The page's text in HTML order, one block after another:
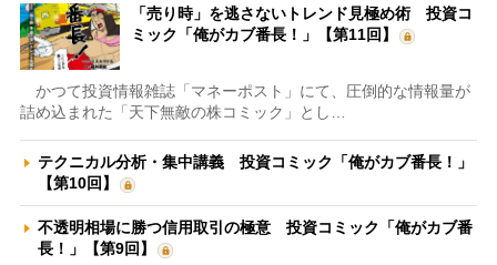
「売り時」を逃さないトレンド見極め術 投資コ
ミック「俺がカブ番長！」【第11回】
かつて投資情報雑誌「マネーポスト」にて、圧倒的な情報量が
詰め込まれた「天下無敵の株コミック」とし…
テクニカル分析・集中講義 投資コミック「俺がカブ番長！」
【第10回】
不透明相場に勝つ信用取引の極意 投資コミック「俺がカブ番
長！」【第9回】